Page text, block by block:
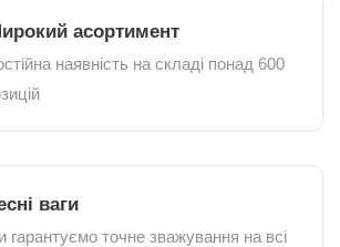
асортимент
наявність на складі понад 600
ваги
гарантуємо точне зважування на всі